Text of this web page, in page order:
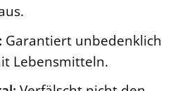
Garantiert unbedenklich
Lebensmitteln.